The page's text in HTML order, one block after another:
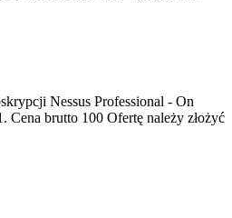
Nessus Professional - On
brutto 100 Ofertę należy złożyć